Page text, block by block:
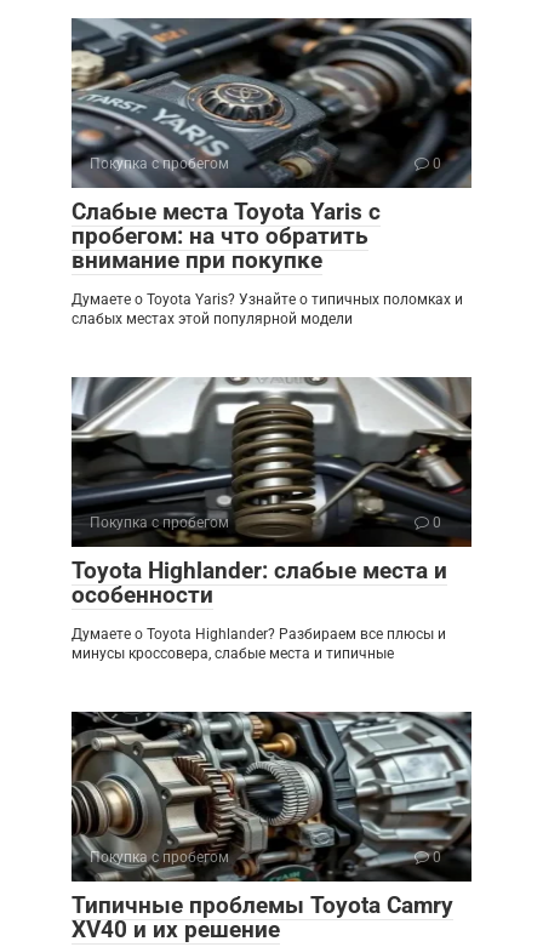
Покупка с пробегом 0
Слабые места Toyota Yaris с
пробегом: на что обратить
внимание при покупке
Думаете о Toyota Yaris? Узнайте о типичных поломках и
слабых местах этой популярной модели
Покупка с пробегом 0
Toyota Highlander: слабые места и
особенности
Думаете о Toyota Highlander? Разбираем все плюсы и
минусы кроссовера, слабые места и типичные
Покупка с пробегом 0
Типичные проблемы Toyota Camry
XV40 и их решение